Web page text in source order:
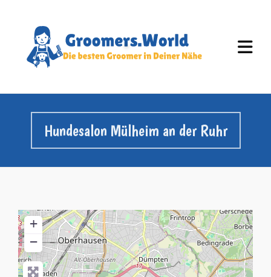
Hundesalon Mülheim an der Ruhr
+
−